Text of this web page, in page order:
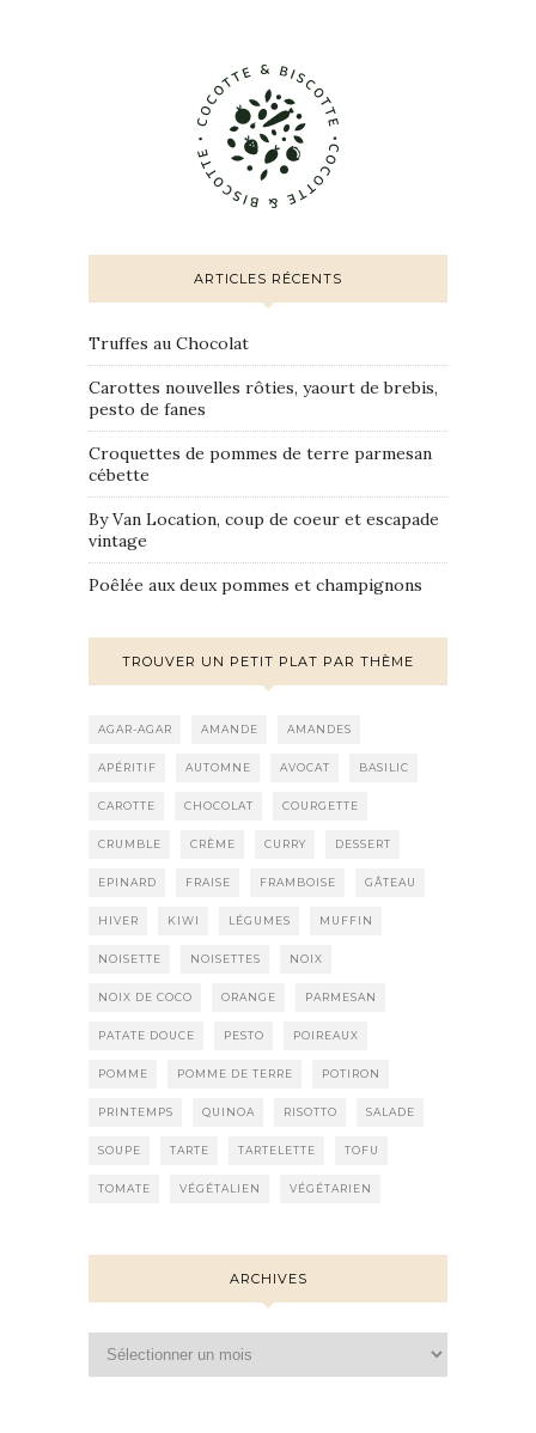
ARTICLES RÉCENTS
Truffes au Chocolat
Carottes nouvelles rôties, yaourt de brebis,
pesto de fanes
Croquettes de pommes de terre parmesan
cébette
By Van Location, coup de coeur et escapade
vintage
Poêlée aux deux pommes et champignons
TROUVER UN PETIT PLAT PAR THÈME
AGAR-AGAR AMANDE AMANDES
APÉRITIF AUTOMNE AVOCAT BASILIC
CAROTTE CHOCOLAT COURGETTE
CRUMBLE CRÈME CURRY DESSERT
EPINARD FRAISE FRAMBOISE GÂTEAU
HIVER KIWI LÉGUMES MUFFIN
NOISETTE NOISETTES NOIX
NOIX DE COCO ORANGE PARMESAN
PATATE DOUCE PESTO POIREAUX
POMME POMME DE TERRE POTIRON
PRINTEMPS QUINOA RISOTTO SALADE
SOUPE TARTE TARTELETTE TOFU
TOMATE VÉGÉTALIEN VÉGÉTARIEN
ARCHIVES